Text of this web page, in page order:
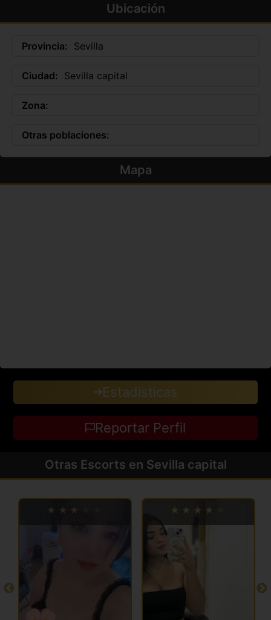
Ubicación
Provincia: Sevilla
Ciudad: Sevilla capital
Zona:
Otras poblaciones:
Mapa
Estadisticas
Reportar Perfil
Otras Escorts en Sevilla capital